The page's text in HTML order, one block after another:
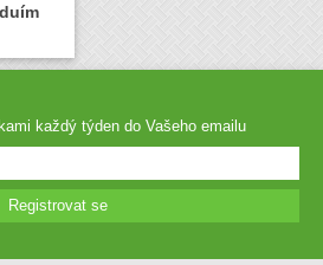
každý týden do Vašeho emailu
Registrovat se